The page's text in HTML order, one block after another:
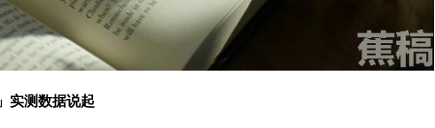
实测数据说起